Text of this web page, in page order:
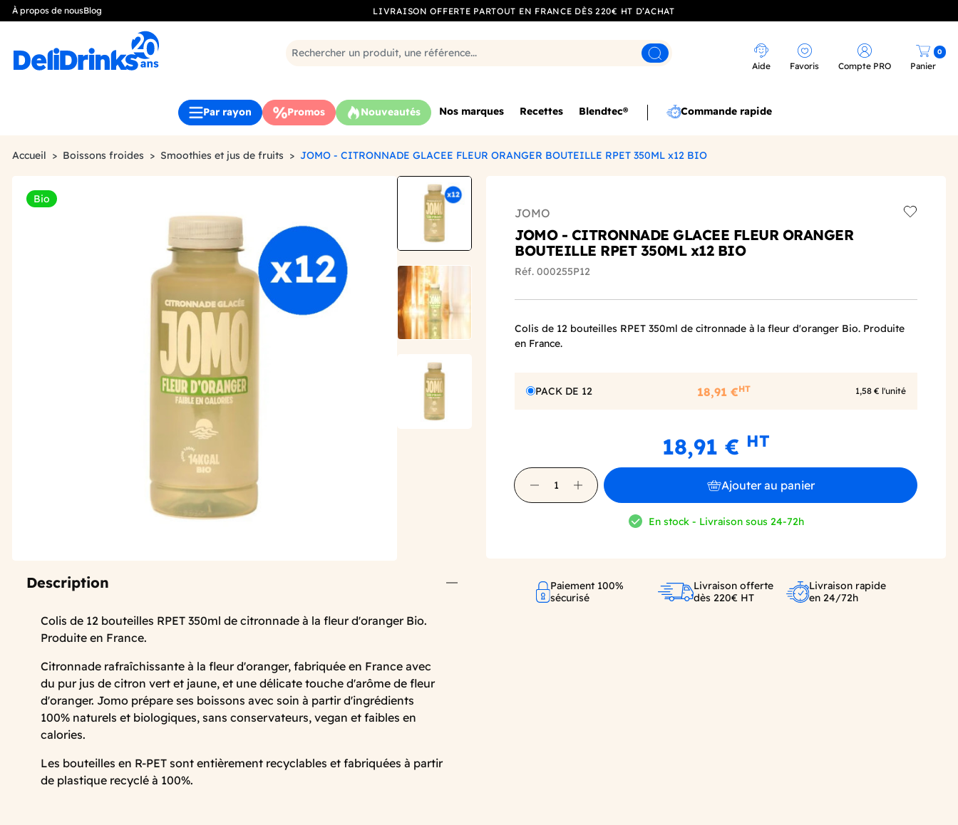
À propos de nousBlog LIVRAISON OFFERTE PARTOUT EN FRANCE DÈS 220€ HT D’ACHAT
Rechercher
Aide Favoris Compte PRO Panier
0
Par rayon Promos Nouveautés Nos marques Recettes Blendtec® Commande rapide
Accueil Boissons froides Smoothies et jus de fruits JOMO - CITRONNADE GLACEE FLEUR ORANGER BOUTEILLE RPET 350ML x12 BIO
Bio
Description
Colis de 12 bouteilles RPET 350ml de citronnade à la fleur d'oranger Bio.
Produite en France.
Citronnade rafraîchissante à la fleur d'oranger, fabriquée en France avec
du pur jus de citron vert et jaune, et une délicate touche d'arôme de fleur
d'oranger. Jomo prépare ses boissons avec soin à partir d'ingrédients
100% naturels et biologiques, sans conservateurs, vegan et faibles en
calories.
Les bouteilles en R-PET sont entièrement recyclables et fabriquées à partir
de plastique recyclé à 100%.
JOMO
JOMO - CITRONNADE GLACEE FLEUR ORANGER
BOUTEILLE RPET 350ML x12 BIO
Réf. 000255P12
Colis de 12 bouteilles RPET 350ml de citronnade à la fleur d'oranger Bio. Produite
en France.
PACK DE 12 18,91 €HT 1,58 € l'unité
18,91 € HT
Ajouter au panier
En stock - Livraison sous 24-72h
Paiement 100%
sécurisé
Livraison offerte
dès 220€ HT
Livraison rapide
en 24/72h